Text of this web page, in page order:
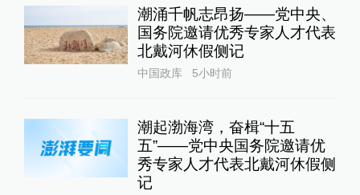
潮涌千帆志昂扬——党中央、
国务院邀请优秀专家人才代表
北戴河休假侧记
中国政库 5小时前
潮起渤海湾，奋楫“十五
五”——党中央国务院邀请优
秀专家人才代表北戴河休假侧
记